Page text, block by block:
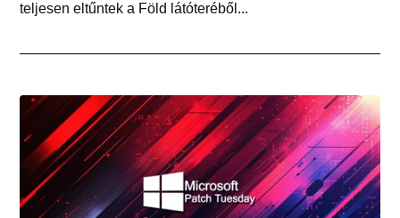
teljesen eltűntek a Föld látóteréből...